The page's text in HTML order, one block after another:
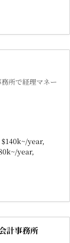
所で経理マネー
$140k~/year
year
計事務所